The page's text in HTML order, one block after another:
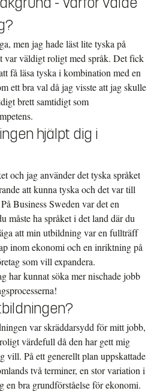
men jag hade läst lite tyska på
var väldigt roligt med språk. Det fick
få läsa tyska i kombination med en
ett bra val då jag visste att jag skulle
brett samtidigt som
hjälpt dig i
och jag använder det tyska språket
att kunna tyska och det var till
Business Sweden var det en
måste ha språket i det land där du
att min utbildning var en fullträff
inom ekonomi och en inriktning på
som vill expandera.
har kunnat söka mer nischade jobb
var skräddarsydd för mitt jobb,
värdefull då den har gett mig
vill. På ett generellt plan uppskattade
två terminer, en stor variation i
en bra grundförståelse för ekonomi.